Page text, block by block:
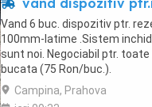
vand dispozitiv
Vand 6 buc. dispozitiv ptr.
100mm-latime .Sistem
sunt noi. Negociabil ptr.
bucata (75 Ron/buc.).
Campina, Prahova